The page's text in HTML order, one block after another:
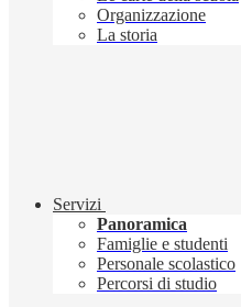
Organizzazione
La storia
Servizi
Panoramica
Famiglie e studenti
Personale scolastico
Percorsi di studio